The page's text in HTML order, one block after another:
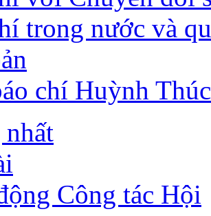
trong nước và
chí Huỳnh
Công tác Hội